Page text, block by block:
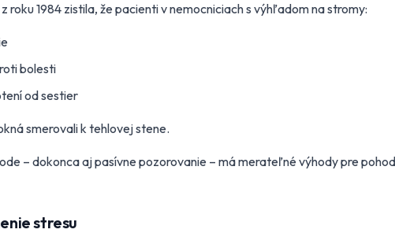
roku 1984 zistila, že pacienti v nemocniciach s výhľadom na stromy:
bolesti
od sestier
smerovali k tehlovej stene.
– dokonca aj pasívne pozorovanie – má merateľné výhody pre
stresu